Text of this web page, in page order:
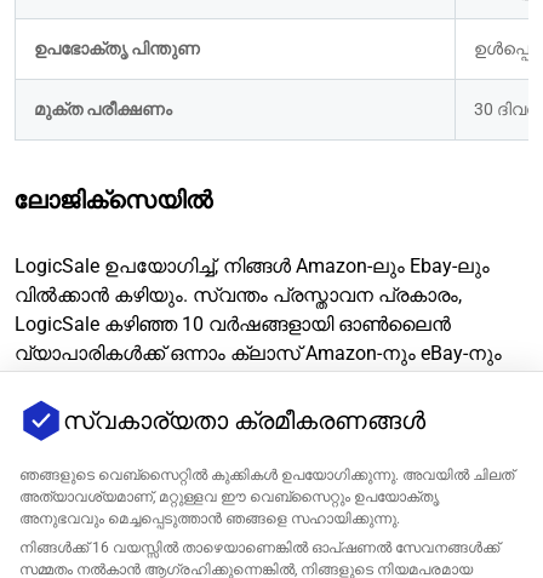
ഉപഭോക്തൃ പിന്തുണ
മുക്ത പരീക്ഷണം 30
ലോജിക്‌സെയിൽ
LogicSale ഉപയോഗിച്ച്, നിങ്ങൾ Amazon-ലും Ebay-ലും
വിൽക്കാൻ കഴിയും. സ്വന്തം പ്രസ്താവന പ്രകാരം,
LogicSale കഴിഞ്ഞ 10 വർഷങ്ങളായി ഓൺലൈൻ
വ്യാപാരികൾക്ക് ഒന്നാം ക്ലാസ് Amazon-നും eBay-നും
പ്രവർത്തനത്തിൽ, കൂടാതെ സ്ഥിരമായ, ഉയർന്ന
നിലവാരമുള്ള ഉപഭോക്തൃ പിന്തുണയിൽ ശ്രദ്ധ
കേന്ദ്രീകരിച്ചിട്ടുണ്ട്.
അവരുടെ വിലനിശ്ചയം വസ്തുക്കളുടെ എണ്ണം കൂടാതെ
പുനർവിലനിർണ്ണയ സേവനങ്ങളുടെ കാലാവധി
സ്വകാര്യതാ ക്രമീകരണങ്ങൾ
ഞങ്ങളുടെ വെബ്‌സൈറ്റിൽ കുക്കികൾ ഉപയോഗിക്കുന്നു. അവയിൽ ചിലത്
അത്യാവശ്യമാണ്, മറ്റുള്ളവ ഈ വെബ്‌സൈറ്റും ഉപയോക്തൃ
അനുഭവവും മെച്ചപ്പെടുത്താൻ ഞങ്ങളെ സഹായിക്കുന്നു.
നിങ്ങൾക്ക് 16 വയസ്സിൽ താഴെയാണെങ്കിൽ ഓപ്ഷണൽ സേവനങ്ങൾക്ക്
സമ്മതം നൽകാൻ ആഗ്രഹിക്കുന്നെങ്കിൽ, നിങ്ങളുടെ നിയമപരമായ